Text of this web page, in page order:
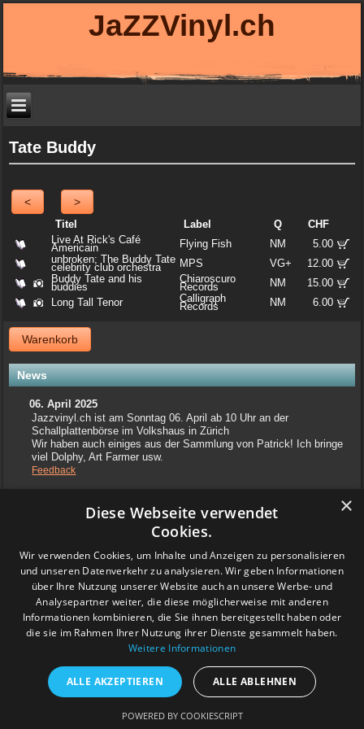
JaZZVinyl.ch
Tate Buddy
< >
Titel Label Q
CHF
Live At Rick's Café
Americain Flying Fish NM
5.00
unbroken; The Buddy Tate
celebrity club orchestra MPS VG+
12.00
Buddy Tate and his
buddies
Chiaroscuro
Records NM
15.00
Long Tall Tenor
Calligraph
Records NM 6.00
Warenkorb
News
06. April 2025
Jazzvinyl.ch ist am Sonntag 06. April ab 10 Uhr an der
Schallplattenbörse im Volkshaus in Zürich
Wir haben auch einiges aus der Sammlung von Patrick! Ich bringe
viel Dolphy, Art Farmer usw.
Feedback
www.grashalm-it.ch|(www.pinkytoes.com)
Copyright © 2014. All Rights Reserved.
×
Diese Webseite verwendet
Cookies.
Wir verwenden Cookies, um Inhalte und Anzeigen zu personalisieren
und unseren Datenverkehr zu analysieren. Wir geben Informationen
über Ihre Nutzung unserer Website auch an unsere Werbe- und
Analysepartner weiter, die diese möglicherweise mit anderen
Informationen kombinieren, die Sie ihnen bereitgestellt haben oder
die sie im Rahmen Ihrer Nutzung ihrer Dienste gesammelt haben.
Weitere Informationen
ALLE AKZEPTIEREN ALLE ABLEHNEN
POWERED BY COOKIESCRIPT